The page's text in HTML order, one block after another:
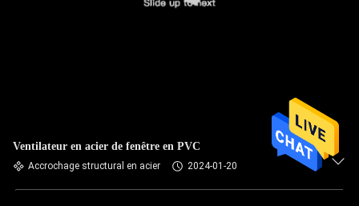
Ventilateur en acier de fenêtre en PVC
Accrochage structural en acier 2024-01-20